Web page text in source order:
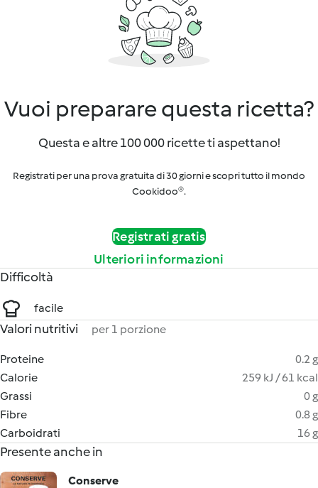
Vuoi preparare questa ricetta?
Questa e altre 100 000 ricette ti aspettano!
Registrati per una prova gratuita di 30 giorni e scopri tutto il mondo
Cookidoo®.
Registrati gratis
Ulteriori informazioni
Difficoltà
facile
Valori nutritivi per 1 porzione
Proteine
0.2 g
Calorie
259 kJ / 61 kcal
Grassi
0 g
Fibre
0.8 g
Carboidrati
16 g
Presente anche in
Conserve